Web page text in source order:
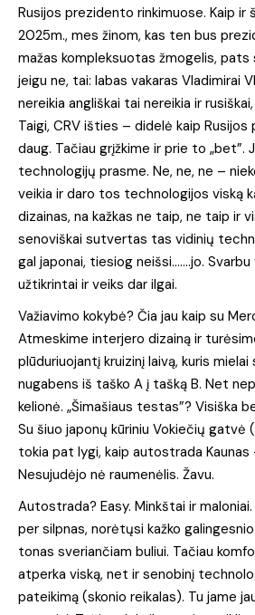
Rusijos prezidento rinkimuose. Kaip ir
2025m., mes žinom, kas ten bus
mažas kompleksuotas žmogelis, pats
jeigu ne, tai: labas vakaras Vladimirai
nereikia angliškai tai nereikia ir rusiškai,
Taigi, CRV išties – didelė kaip
daug. Tačiau grįžkime ir prie to „bet”.
technologijų prasme. Ne, ne, ne –
veikia ir daro tos technologijos viską
dizainas, na kažkas ne taip, ne taip ir
senoviškai sutvertas tas vidinių
gal japonai, tiesiog neišsi…….jo. Svarbu
užtikrintai ir veiks dar ilgai.
Važiavimo kokybė? Čia jau kaip su
Atmeskime interjero dizainą ir
plūduriuojantį kruizinį laivą, kuris
nugabens iš taško A į tašką B. Net
kelionė. „Šimašiaus testas”? Visiška
Su šiuo japonų kūriniu Vokiečių gatvė
tokia pat lygi, kaip autostrada Kaunas
Nesujudėjo nė raumenėlis. Žavu.
Autostrada? Easy. Minkštai ir
per silpnas, norėtųsi kažko
tonas sveriančiam buliui. Tačiau
atperka viską, net ir senobinį
pateikimą (skonio reikalas). Tu jame